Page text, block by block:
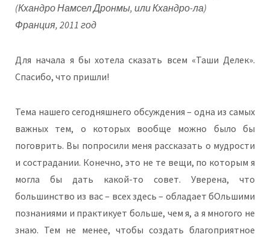
(Кхандро Намсел Дронмы, или Кхандро-ла)
Франция, 2011 год
Для начала я бы хотела сказать всем «Таши Делек».
Спасибо, что пришли!
Тема нашего сегодняшнего обсуждения – одна из самых
важных тем, о которых вообще можно было бы
поговрить. Вы попросили меня рассказать о мудрости
и сострадании. Конечно, это не те вещи, по которым я
могла бы дать какой-то совет. Уверена, что
большинство из вас – всех здесь – обладает бОльшими
познаниями и практикует больше, чем я, а я многого не
знаю. Тем не менее, чтобы создать благоприятное